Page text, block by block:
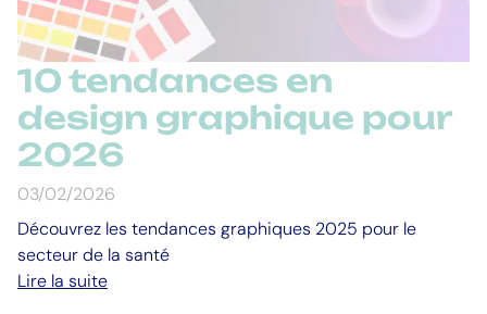
10 tendances en
design graphique pour
2026
03/02/2026
Découvrez les tendances graphiques 2025 pour le
secteur de la santé
Lire la suite